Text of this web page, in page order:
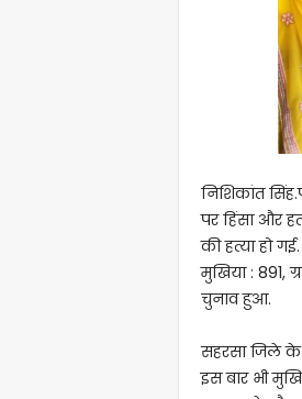
निशिकांत
पर हिंसा और
की हत्या हो
मुखिया : 891,
चुनाव हुआ.
सहरसा जिले के
इस बार भी